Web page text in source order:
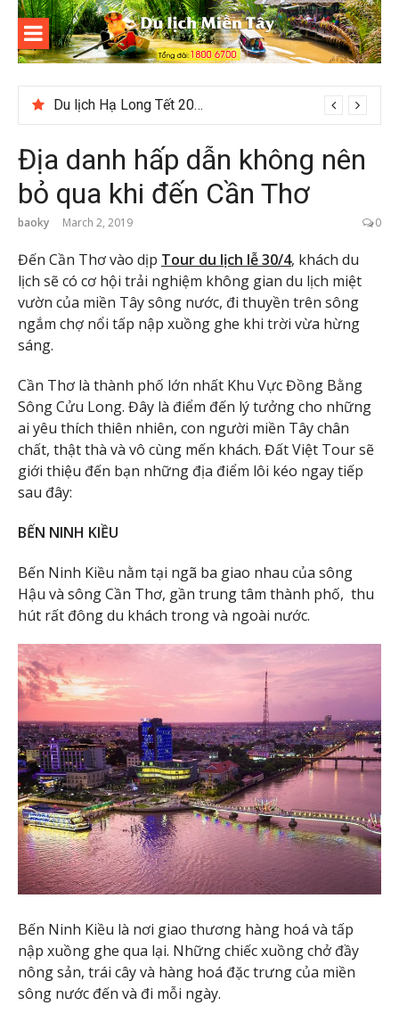
Skip
content
Du lịch
Miền Tây
Du lịch Hạ Long Tết 2026: Hành trình khám phá di sản nổi tiếng
Địa danh hấp dẫn không nên
bỏ qua khi đến Cần Thơ
baoky March 2, 2019 0
Đến Cần Thơ vào dịp Tour du lịch lễ 30/4, khách du
lịch sẽ có cơ hội trải nghiệm không gian du lịch miệt
vườn của miền Tây sông nước, đi thuyền trên sông
ngắm chợ nổi tấp nập xuồng ghe khi trời vừa hừng
sáng.
Cần Thơ là thành phố lớn nhất Khu Vực Đồng Bằng
Sông Cửu Long. Đây là điểm đến lý tưởng cho những
ai yêu thích thiên nhiên, con người miền Tây chân
chất, thật thà và vô cùng mến khách. Đất Việt Tour sẽ
giới thiệu đến bạn những địa điểm lôi kéo ngay tiếp
sau đây:
BẾN NINH KIỀU
Bến Ninh Kiều nằm tại ngã ba giao nhau của sông
Hậu và sông Cần Thơ, gần trung tâm thành phố, thu
hút rất đông du khách trong và ngoài nước.
Bến Ninh Kiều là nơi giao thương hàng hoá và tấp
nập xuồng ghe qua lại. Những chiếc xuồng chở đầy
nông sản, trái cây và hàng hoá đặc trưng của miền
sông nước đến và đi mỗi ngày.